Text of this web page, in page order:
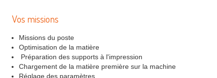
Vos missions
Missions du poste
Optimisation de la matière
Préparation des supports à l'impression
Chargement de la matière première sur la machine
Réglage des paramètres